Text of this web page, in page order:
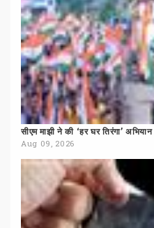
सीएम माझी ने की ‘हर घर तिरंगा’ अभियान
Aug 09, 2026